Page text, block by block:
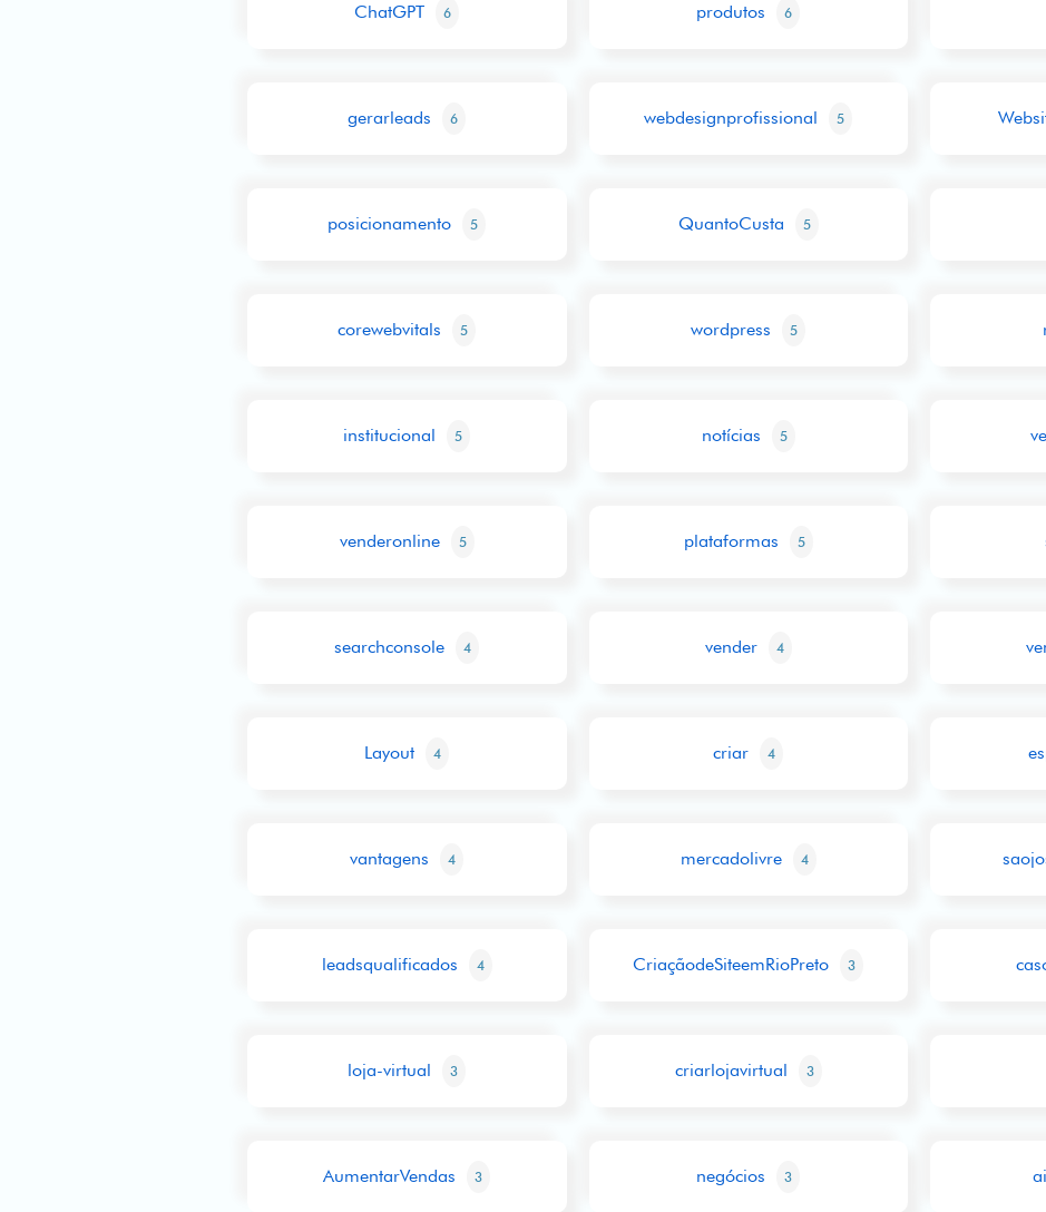
ChatGPT 6 produtos 6
gerarleads 6 webdesignprofissional 5
posicionamento 5 QuantoCusta 5
corewebvitals 5 wordpress 5
institucional 5 notícias 5
venderonline 5 plataformas 5
searchconsole 4 vender 4
Layout 4 criar 4
vantagens 4 mercadolivre 4
leadsqualificados 4 CriaçãodeSiteemRioPreto 3
loja-virtual 3 criarlojavirtual 3
AumentarVendas 3 negócios 3